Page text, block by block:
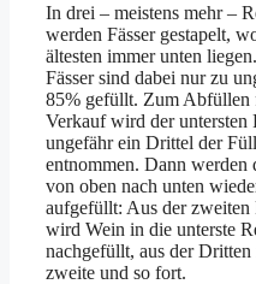
In drei – meistens mehr –
werden Fässer gestapelt,
ältesten immer unten
Fässer sind dabei nur zu
85% gefüllt. Zum Abfüllen
Verkauf wird der untersten
ungefähr ein Drittel der
entnommen. Dann werden
von oben nach unten
aufgefüllt: Aus der zweiten
wird Wein in die unterste
nachgefüllt, aus der
zweite und so fort.